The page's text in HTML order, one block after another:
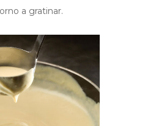
a gratinar.